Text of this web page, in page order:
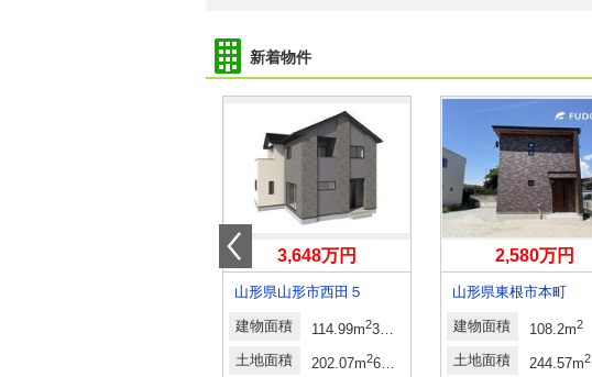
新着物件
3,648万円
山形県山形市西田５
建物面積 114.99m234.78坪
土地面積
202.07m261.12坪
2,580万円
山形県東根市本町
建物面積 108.2m2
土地面積 244.57m2